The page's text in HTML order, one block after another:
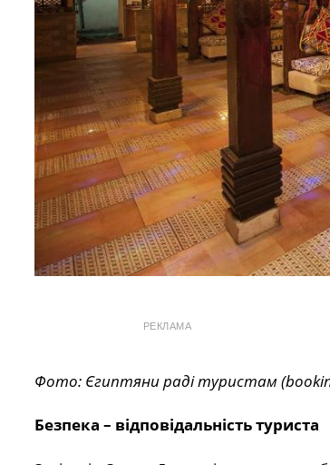
РЕКЛАМА
Фото: Єгиптяни раді туристам
Безпека – відповідальність туриста